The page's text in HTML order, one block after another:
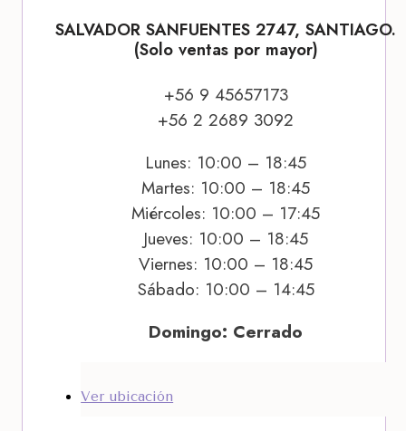
SALVADOR SANFUENTES 2747, SANTIAGO.
(Solo ventas por mayor)
+56 9 45657173
+56 2 2689 3092
Lunes: 10:00 – 18:45
Martes: 10:00 – 18:45
Miércoles: 10:00 – 17:45
Jueves: 10:00 – 18:45
Viernes: 10:00 – 18:45
Sábado: 10:00 – 14:45
Domingo: Cerrado
Ver ubicación